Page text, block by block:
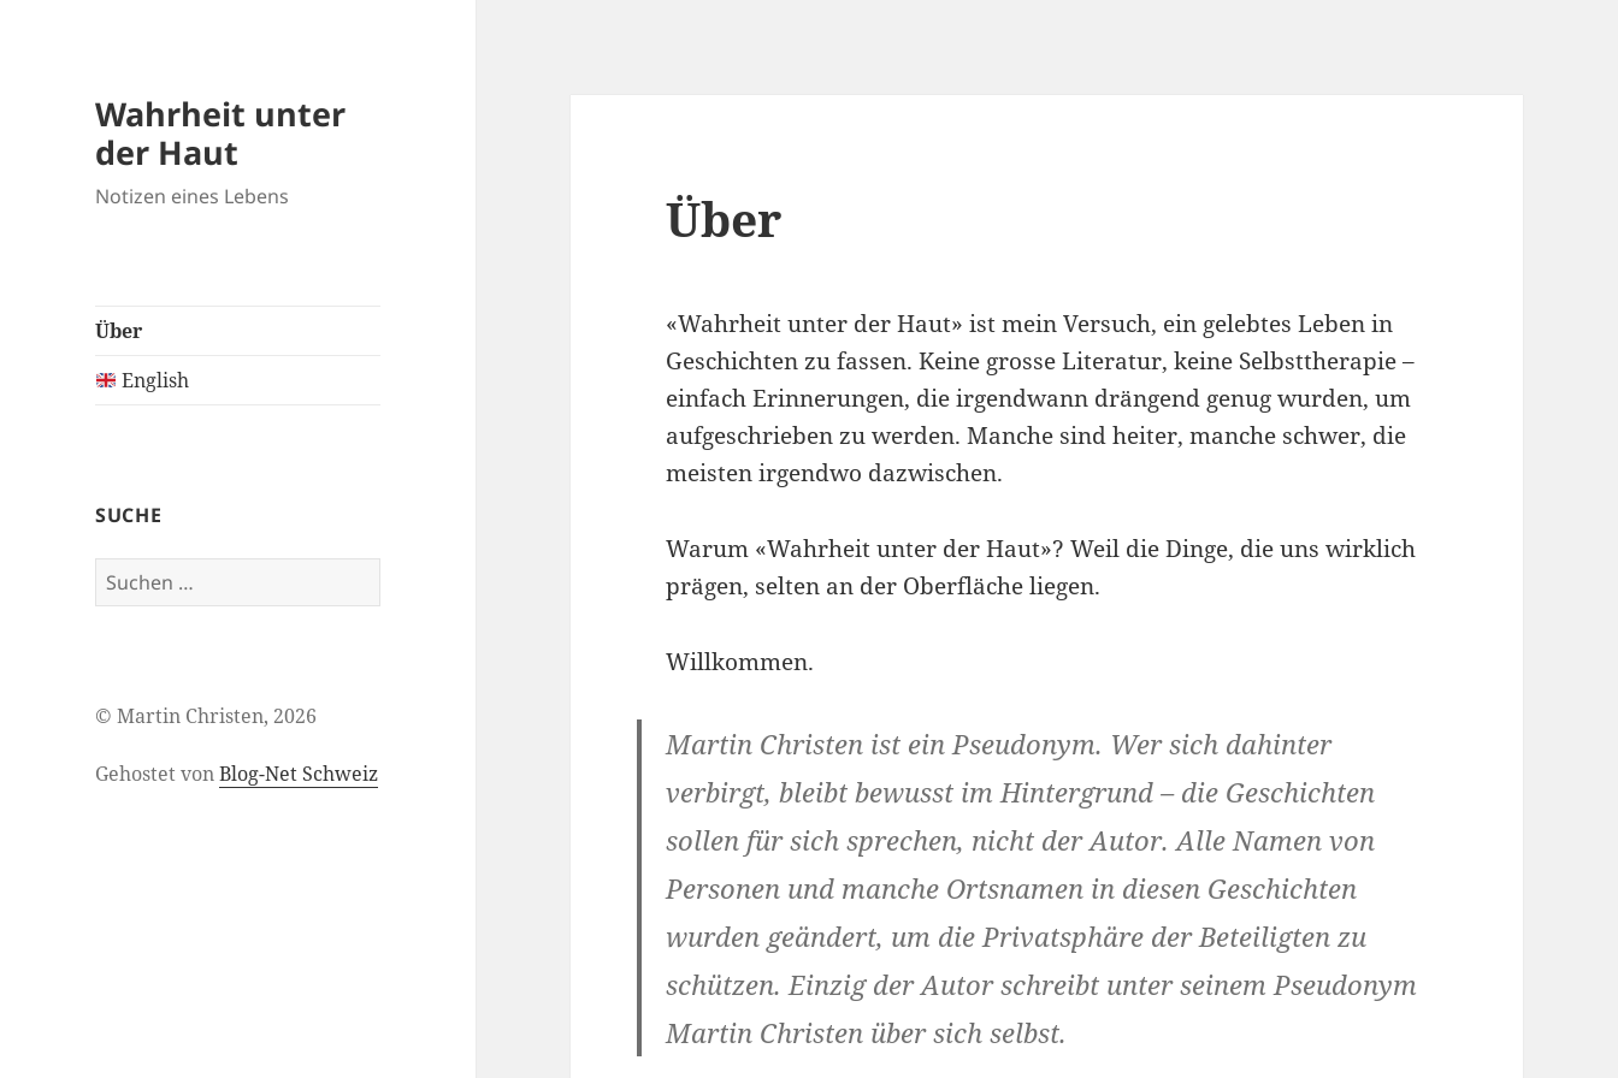
Wahrheit unter
der Haut
Notizen eines Lebens
Über
English
SUCHE
Suchen
nach:
© Martin Christen, 2026
Gehostet vonBlog-Net Schweiz
Über
«Wahrheit unter der Haut» ist mein Versuch, ein gelebtes Leben in
Geschichten zu fassen. Keine grosse Literatur, keine Selbsttherapie –
einfach Erinnerungen, die irgendwann drängend genug wurden, um
aufgeschrieben zu werden. Manche sind heiter, manche schwer, die
meisten irgendwo dazwischen.
Warum «Wahrheit unter der Haut»? Weil die Dinge, die uns wirklich
prägen, selten an der Oberfläche liegen.
Willkommen.
Martin Christen ist ein Pseudonym. Wer sich dahinter
verbirgt, bleibt bewusst im Hintergrund – die Geschichten
sollen für sich sprechen, nicht der Autor. Alle Namen von
Personen und manche Ortsnamen in diesen Geschichten
wurden geändert, um die Privatsphäre der Beteiligten zu
schützen. Einzig der Autor schreibt unter seinem Pseudonym
Martin Christen über sich selbst.